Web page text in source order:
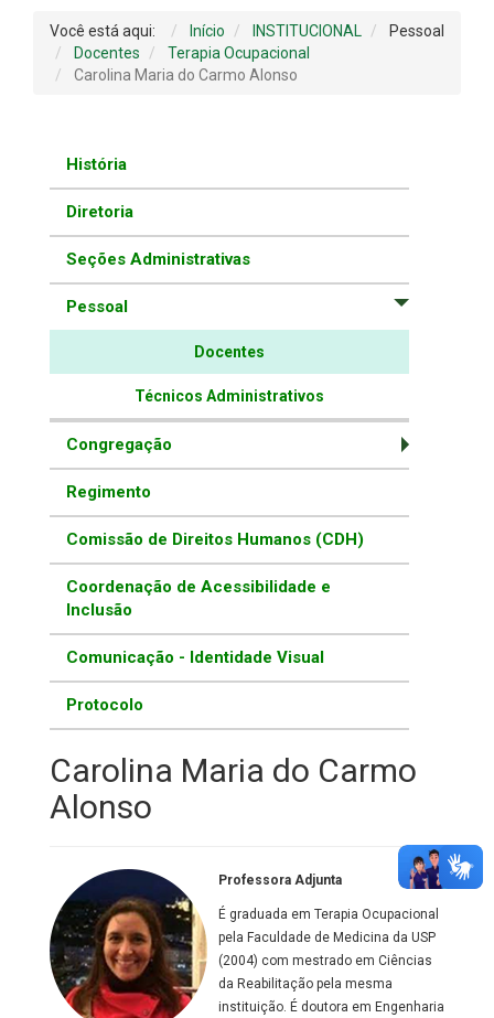
Você está aqui: Início INSTITUCIONAL
Pessoal
Docentes
Terapia Ocupacional
Carolina Maria do Carmo Alonso
História
Diretoria
Seções Administrativas
Pessoal
Docentes
Técnicos Administrativos
Congregação
Regimento
Comissão de Direitos Humanos (CDH)
Coordenação de Acessibilidade e
Inclusão
Comunicação - Identidade Visual
Protocolo
Carolina Maria do Carmo
Alonso
Professora Adjunta
É graduada em Terapia Ocupacional
pela Faculdade de Medicina da USP
(2004) com mestrado em Ciências
da Reabilitação pela mesma
instituição. É doutora em Engenharia